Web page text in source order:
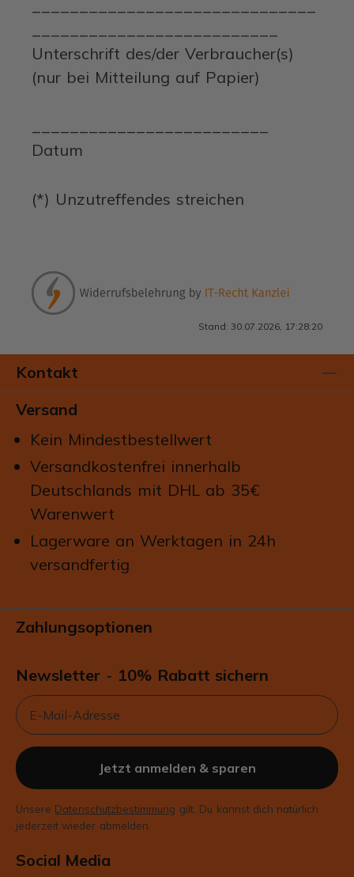
Unterschrift des/der Verbraucher(s)
(nur bei Mitteilung auf Papier)
Datum
(*) Unzutreffendes streichen
Stand: 30.07.2026, 17:28:20
Kontakt
Versand
Kein Mindestbestellwert
Versandkostenfrei innerhalb
Deutschlands mit DHL ab 35€
Warenwert
Lagerware an Werktagen in 24h
versandfertig
Zahlungsoptionen
Newsletter - 10% Rabatt sichern
Email
Jetzt anmelden & sparen
Unsere Datenschutzbestimmung gilt. Du kannst dich natürlich
jederzeit wieder abmelden.
Social Media